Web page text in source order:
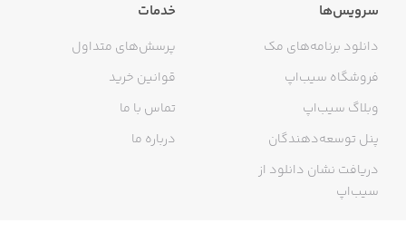
سرویس‌ها
دانلود برنامه‌های مک
فروشگاه سیب‌اپ
وبلاگ سیب‌اپ
پنل توسعه‌دهندگان
دریافت نشان دانلود از
سیب‌اپ
خدمات
پرسش‌های متداول
قوانین خرید
تماس با ما
درباره ما